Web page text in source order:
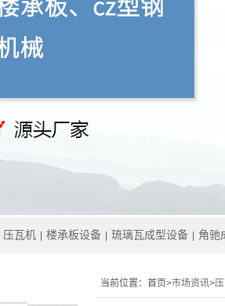
压瓦机 楼承板设备 琉璃瓦成型设备 角驰
当前位置： 首页>市场资讯>